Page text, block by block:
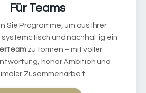
Für Teams
Sie Programme, um aus Ihrer
und nachhaltig ein
zu formen – mit voller
hoher Ambition und
Zusammenarbeit.